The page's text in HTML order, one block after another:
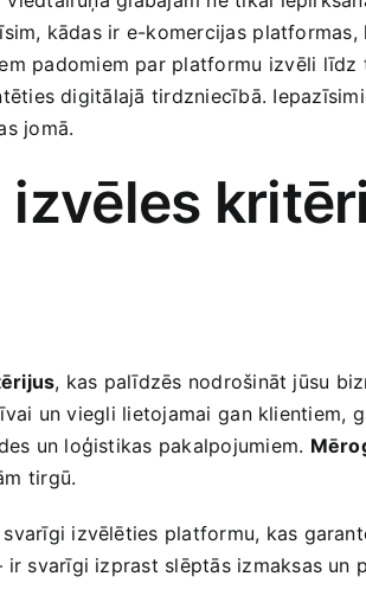
kādas ir e-komercijas⁣
padomiem ‍par platformu ⁣izvēli⁣
digitālajā ‌tirdzniecībā.
jomā.
, kas palīdzēs nodrošināt jūsu
un⁣ viegli lietojamai⁣ gan klientiem,
un loģistikas pakalpojumiem.
⁣tirgū.
izvēlēties platformu, kas
‍svarīgi izprast slēptās izmaksas un